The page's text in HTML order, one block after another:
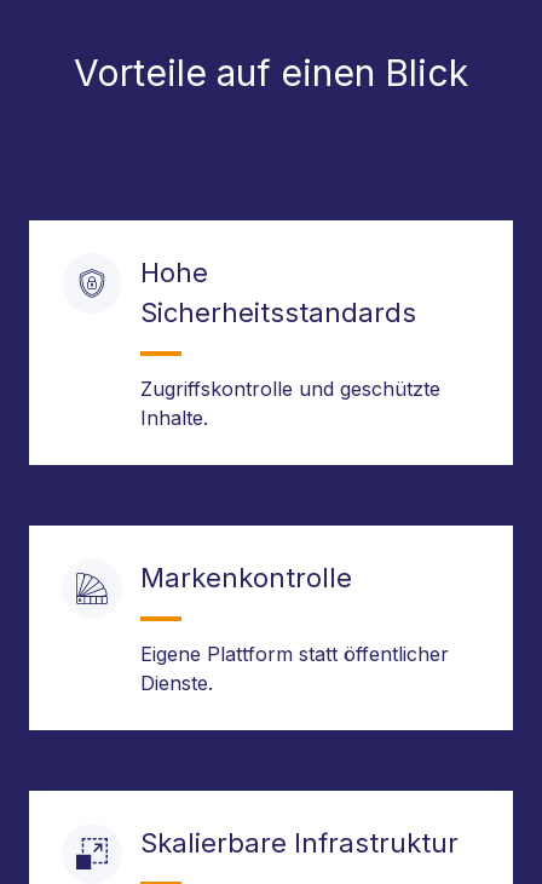
Vorteile auf einen Blick
Hohe
Sicherheitsstandards
Zugriffskontrolle und geschützte
Inhalte.
Markenkontrolle
Eigene Plattform statt öffentlicher
Dienste.
Skalierbare Infrastruktur